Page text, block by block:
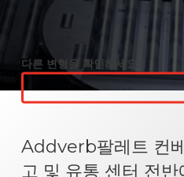
Addverb팔레트 컨
고 및 유통 센터 전
다른 변형을 확인하세요: